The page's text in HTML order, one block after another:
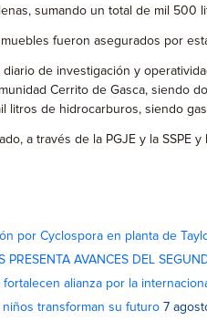
sumando un total de mil
fueron asegurados por
de investigación y
Cerrito de Gasca, siendo
litros de hidrocarburos, siendo
a través de la PGJE y la
por Cyclospora en planta de
PRESENTA AVANCES DEL
alianza por la
transforman su futuro 7